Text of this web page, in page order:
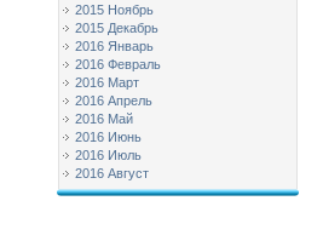
2015 Ноябрь
2015 Декабрь
2016 Январь
2016 Февраль
2016 Март
2016 Апрель
2016 Май
2016 Июнь
2016 Июль
2016 Август